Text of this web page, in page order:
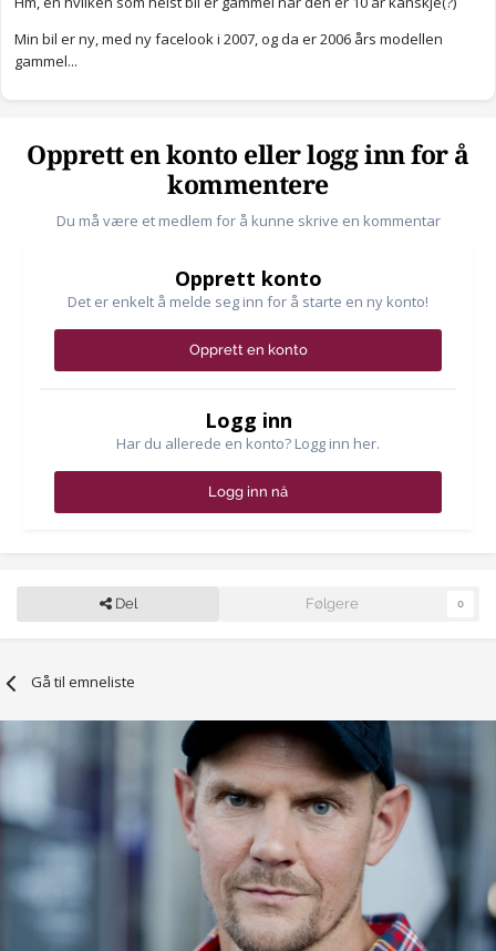
Min bil er ny, med ny facelook i 2007, og da er 2006 års modellen
gammel...
Opprett en konto eller logg inn for å
kommentere
Du må være et medlem for å kunne skrive en kommentar
Opprett konto
Det er enkelt å melde seg inn for å starte en ny konto!
Opprett en konto
Logg inn
Har du allerede en konto? Logg inn her.
Logg inn nå
Del Følgere 0
Gå til emneliste